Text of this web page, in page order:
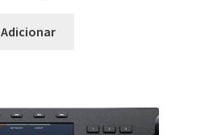
Adicionar